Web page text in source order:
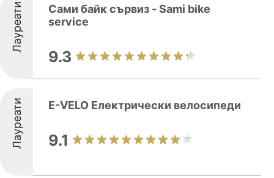
Лауреати
Сами байк сървиз - Sami bike
service
9.3
Лауреати E-VELO Електрически велосипеди
9.1